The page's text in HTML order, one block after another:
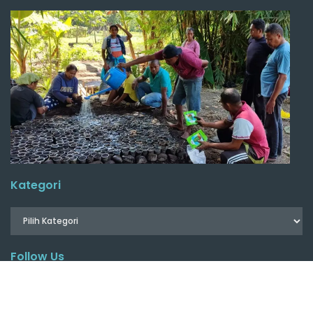
Kategori
Follow Us